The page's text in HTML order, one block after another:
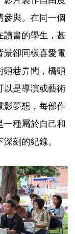
參與。在同一個
讀書的學生，甚
景卻同樣喜愛電
頭巷弄間，橋頭
以是導演或藝術
影夢想，每部作
一種屬於自己和
刻的紀錄。